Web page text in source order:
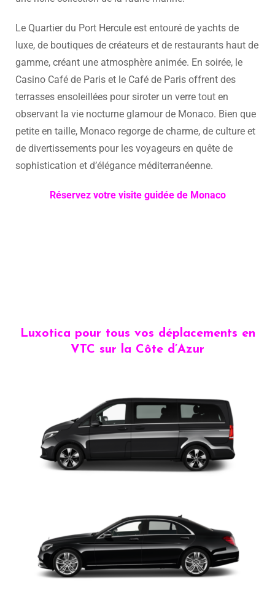
Le Quartier du Port Hercule est entouré de yachts de
luxe, de boutiques de créateurs et de restaurants haut de
gamme, créant une atmosphère animée. En soirée, le
Casino Café de Paris et le Café de Paris offrent des
terrasses ensoleillées pour siroter un verre tout en
observant la vie nocturne glamour de Monaco. Bien que
petite en taille, Monaco regorge de charme, de culture et
de divertissements pour les voyageurs en quête de
sophistication et d’élégance méditerranéenne.
Réservez votre visite guidée de Monaco
Luxotica pour tous vos déplacements en
VTC sur la Côte d’Azur